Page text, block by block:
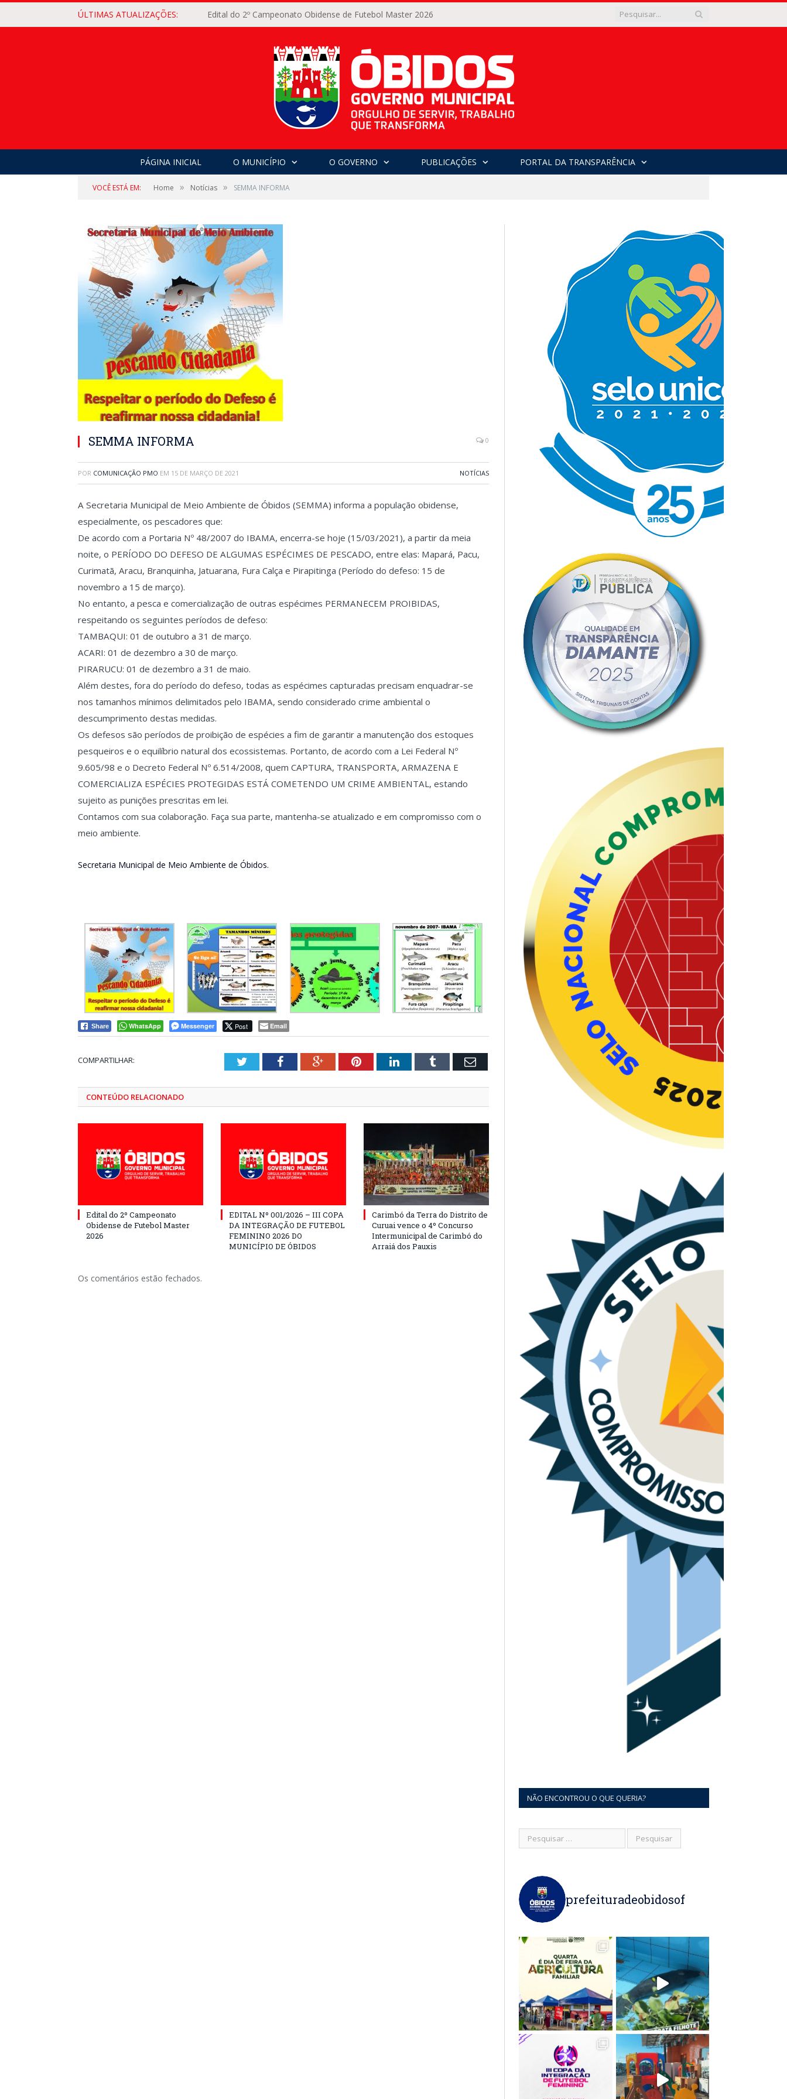
ÚLTIMAS ATUALIZAÇÕES: Edital do 2º Campeonato Obidense de Futebol Master 2026
PÁGINA INICIAL O MUNICÍPIO O GOVERNO PUBLICAÇÕES PORTAL DA TRANSPARÊNCIA
VOCÊ ESTÁ EM: Home » Notícias » SEMMA INFORMA
SEMMA INFORMA 0
POR COMUNICAÇÃO PMO EM 15 DE MARÇO DE 2021 NOTÍCIAS
A Secretaria Municipal de Meio Ambiente de Óbidos (SEMMA) informa a população obidense,
especialmente, os pescadores que:
De acordo com a Portaria Nº 48/2007 do IBAMA, encerra-se hoje (15/03/2021), a partir da meia
noite, o PERÍODO DO DEFESO DE ALGUMAS ESPÉCIMES DE PESCADO, entre elas: Mapará, Pacu,
Curimatã, Aracu, Branquinha, Jatuarana, Fura Calça e Pirapitinga (Período do defeso: 15 de
novembro a 15 de março).
No entanto, a pesca e comercialização de outras espécimes PERMANECEM PROIBIDAS,
respeitando os seguintes períodos de defeso:
TAMBAQUI: 01 de outubro a 31 de março.
ACARI: 01 de dezembro a 30 de março.
PIRARUCU: 01 de dezembro a 31 de maio.
Além destes, fora do período do defeso, todas as espécimes capturadas precisam enquadrar-se
nos tamanhos mínimos delimitados pelo IBAMA, sendo considerado crime ambiental o
descumprimento destas medidas.
Os defesos são períodos de proibição de espécies a fim de garantir a manutenção dos estoques
pesqueiros e o equilíbrio natural dos ecossistemas. Portanto, de acordo com a Lei Federal Nº
9.605/98 e o Decreto Federal Nº 6.514/2008, quem CAPTURA, TRANSPORTA, ARMAZENA E
COMERCIALIZA ESPÉCIES PROTEGIDAS ESTÁ COMETENDO UM CRIME AMBIENTAL, estando
sujeito as punições prescritas em lei.
Contamos com sua colaboração. Faça sua parte, mantenha-se atualizado e em compromisso com o
meio ambiente.
Secretaria Municipal de Meio Ambiente de Óbidos.
Share WhatsApp Messenger Post Email
COMPARTILHAR: TwitterFacebookGoogle+PinterestLinkedInTumblr Email
CONTEÚDO RELACIONADO
Edital do 2º Campeonato
Obidense de Futebol Master
2026
EDITAL Nº 001/2026 – III COPA
DA INTEGRAÇÃO DE FUTEBOL
FEMININO 2026 DO
MUNICÍPIO DE ÓBIDOS
Carimbó da Terra do Distrito de
Curuai vence o 4º Concurso
Intermunicipal de Carimbó do
Arraiá dos Pauxis
Os comentários estão fechados.
NÃO ENCONTROU O QUE QUERIA?
prefeituradeobidosof